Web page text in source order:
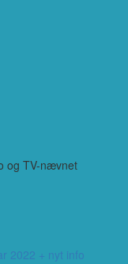
og TV-nævnet
2022 + nyt info